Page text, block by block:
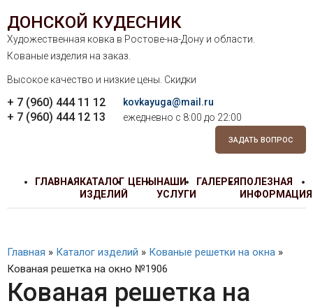
ДОНСКОЙ КУДЕСНИК
Художественная ковка в Ростове-на-Дону и области.
Кованые изделия на заказ.
Высокое качество и низкие цены. Скидки
+ 7 (960) 444 11 12
+ 7 (960) 444 12 13
kovkayuga@mail.ru
ежедневно с 8:00 до 22:00
ЗАДАТЬ ВОПРОС
ГЛАВНАЯ КАТАЛОГ
ИЗДЕЛИЙ
ЦЕНЫ НАШИ
УСЛУГИ
ГАЛЕРЕЯ ПОЛЕЗНАЯ
ИНФОРМАЦИЯ
Главная » Каталог изделий » Кованые решетки на окна »
Кованая решетка на окно №1906
Кованая решетка на